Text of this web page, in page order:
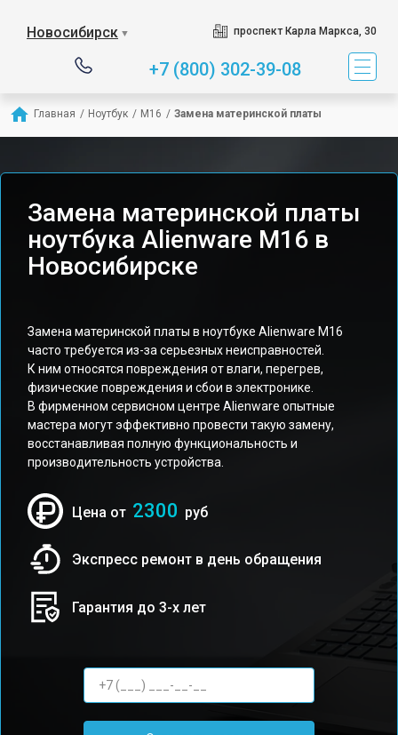
Новосибирск ▼ проспект Карла Маркса, 30
+7 (800) 302-39-08
Главная / Ноутбук / M16 / Замена материнской платы
Замена материнской платы
ноутбука Alienware M16 в
Новосибирске
Замена материнской платы в ноутбуке Alienware M16
часто требуется из-за серьезных неисправностей.
К ним относятся повреждения от влаги, перегрев,
физические повреждения и сбои в электронике.
В фирменном сервисном центре Alienware опытные
мастера могут эффективно провести такую замену,
восстанавливая полную функциональность и
производительность устройства.
Цена от 2300 руб
Экспресс ремонт в день обращения
Гарантия до 3-х лет